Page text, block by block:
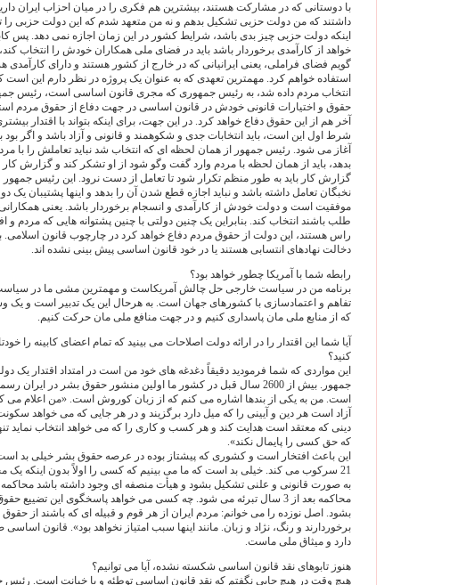
با دوستانی که در مشارکت هستند، بیشترین هم فکری را در میان احزاب ایران
داشتند که من دولت حزبی تشکیل بدهم و نه من متعهد شدم که این دولت حزبی را
اینکه دولت حزبی چیز بدی باشد، شرایط کشور در این زمان اجازه نمی دهد. پس
خواهد از کارآمدی برخوردار باشد باید در فضای ملی همکاران خودش را انتخاب
گویم فضای فراملی، یعنی ایرانیانی که در خارج از کشور هستند و دارای کارآمدی
استفاده خواهم کرد. مهمترین تعهدی که به عنوان یک پروژه در نظر دارم این است
انتخاب مردم داده شد، به رئیس جمهوری که مجری قانون اساسی است، رئیس
حقوق و اختیارات قانونی خودش در قانون اساسی در جهت دفاع از حقوق مردم
آخر هم از این حقوق دفاع خواهد کرد. در این جهت، برای اینکه بتواند با اقتدار
شرط اول این است، باید انتخابات جدی و شکوهمند و قانونی و آزاد باشد و اگر بود
آغاز می شود. رئیس جمهور از همان لحظه ای که انتخاب شد نباید تعاملش را با
بدهد، باید از همان لحظه با مردم وارد گفت وگو شود از او تشکر کند و گزارش کار
گزارش کار باید به طور منظم تکرار شود تا تعامل از دست نرود. این رئیس جمهور و
نخبگان تعامل داشته باشد و نباید اجازه قطع شدن آن را بدهد و اینها پشتیبان یک
موفقیت است و دولت خودش از کارآمدی و انسجام برخوردار باشد. یعنی همکارانی
طلب باشند انتخاب کند. بنابراین یک چنین دولتی با چنین پشتوانه هایی که مردم و
راس هستند، این دولت از حقوق مردم دفاع خواهد کرد در چارچوب قانون اسلامی.
دخالت نهادهای انتسابی هستند یا در خود قانون اساسی پیش بینی نشده اند.
رابطه شما با آمریکا چطور خواهد بود؟
برنامه من در سیاست خارجی حل چالش آمریکاست و مهمترین مشی ما در
تفاهم و اعتمادسازی با کشورهای جهان است. به هرحال این یک تدبیر است و یک
که از منابع ملی مان پاسداری کنیم و در جهت منافع ملی مان حرکت کنیم.
آیا شما این اقتدار را در ارائه دولت اصلاحات می بینید که تمام اعضای کابینه را
کنید؟
این مواردی که شما فرمودید دقیقاً دغدغه های خود من است در امتداد اقتدار یک
جمهور. بیش از 2600 سال قبل در کشور ما اولین منشور حقوق بشر در
است. من به یکی از بندها اشاره می کنم که از زبان کوروش است. «من اعلام
آزاد است هر دین و آیینی را که میل دارد برگزیند و در هر جایی که می خواهد
دینی که معتقد است هدایت کند و هر کسب و کاری را که می خواهد انتخاب نماید
که حق کسی را پایمال نکند».
این باعث افتخار است و کشوری که پیشتاز بوده در عرصه حقوق بشر خیلی بد
21 سرکوب می کند. خیلی بد است که ما می بینیم که کسی را اولاً بدون اینکه
به صورت قانونی و علنی تشکیل بشود و هیأت منصفه ای وجود داشته باشد محاکمه
محاکمه بعد از 3 سال تبرئه می شود. چه کسی می خواهد پاسخگوی این تضییع
بشود. اصل نوزده را می خوانم: مردم ایران از هر قوم و قبیله ای که باشند از
برخوردارند و رنگ، نژاد و زبان. مانند اینها سبب امتیاز نخواهد بود». قانون
دارد و میثاق ملی ماست.
هنوز تابوهای نقد قانون اساسی شکسته نشده، آیا می توانیم؟
هیچ وقت در هیچ جایی نگفتم که نقد قانون اساسی توطئه و یا خیانت است.